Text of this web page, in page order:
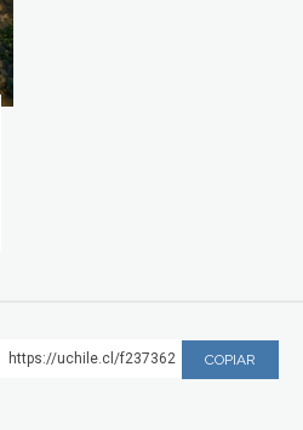
https://uchile.cl/f237362 COPIAR